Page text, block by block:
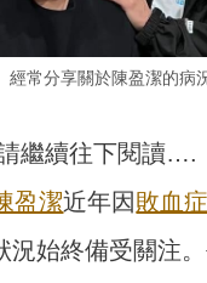
經常分享關於陳盈潔的病
繼續往下閱讀….
盈潔近年因敗血
況始終備受關注